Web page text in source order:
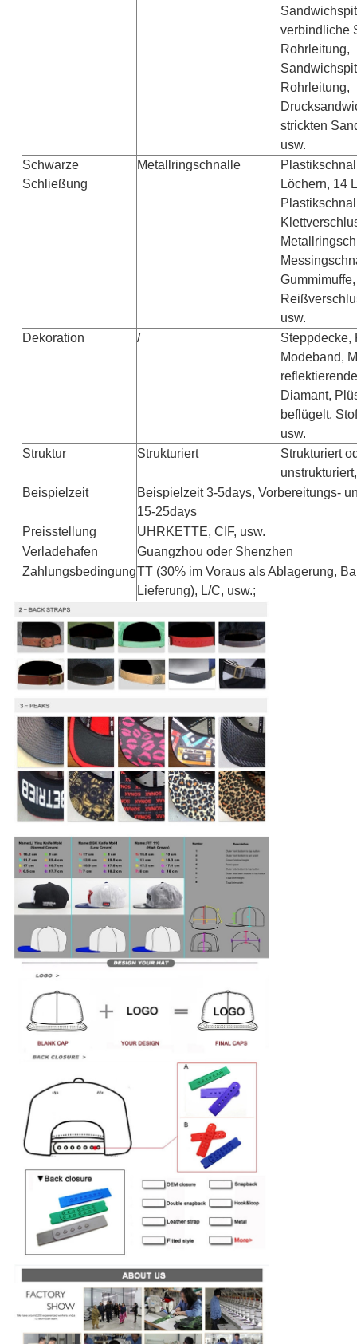
verbindliche
Rohrleitung,
Rohrleitung,
strickten
usw.
Schwarze
Schließung
Metallringschnalle
Löchern, 14
Gummimuffe,
usw.
Dekoration
/
Steppdecke,
Modeband,
Diamant,
beflügelt,
usw.
Struktur
Strukturiert
Strukturiert
Beispielzeit
Beispielzeit 3-5days, Vorbereitungs-
15-25days
Preisstellung
UHRKETTE, CIF, usw.
Verladehafen
Guangzhou oder Shenzhen
ZahlungsbedingungTT (30% im Voraus als Ablagerung,
Lieferung), L/C, usw.;